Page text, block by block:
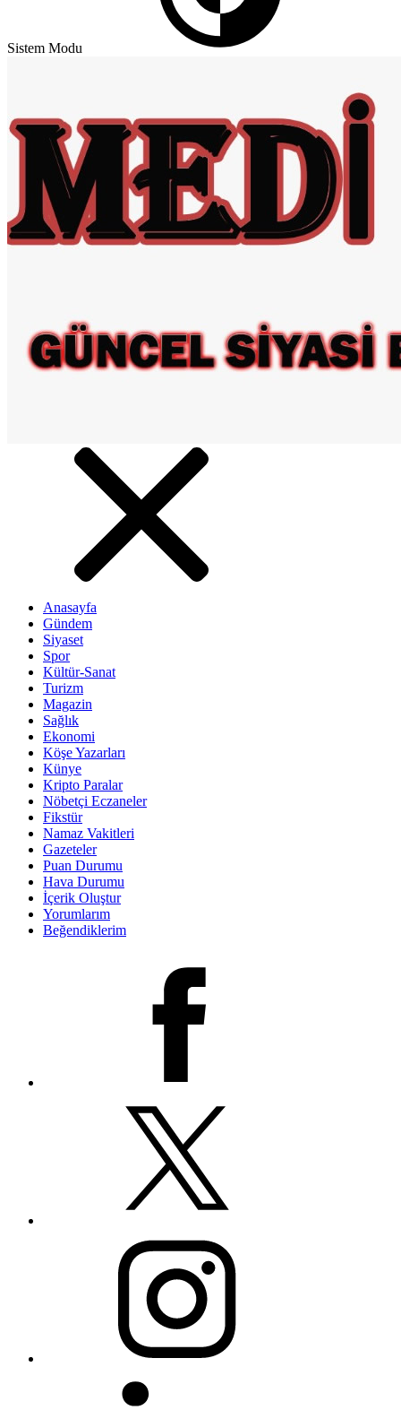
Sistem Modu
Anasayfa
Gündem
Siyaset
Spor
Kültür-Sanat
Turizm
Magazin
Sağlık
Ekonomi
Köşe Yazarları
Künye
Kripto Paralar
Nöbetçi Eczaneler
Fikstür
Namaz Vakitleri
Gazeteler
Puan Durumu
Hava Durumu
İçerik Oluştur
Yorumlarım
Beğendiklerim